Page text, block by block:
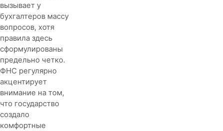
вызывает у
бухгалтеров массу
вопросов, хотя
правила здесь
сформулированы
предельно четко.
ФНС регулярно
акцентирует
внимание на том,
что государство
создало
комфортные